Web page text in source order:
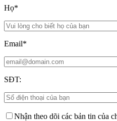
Họ*
Email*
SĐT:
Nhận theo dõi các bản tin của